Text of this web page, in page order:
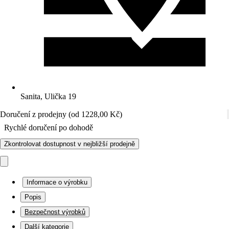
Sanita, Ulička 19
Doručení z prodejny (od 1228,00 Kč)
Rychlé doručení po dohodě
Zkontrolovat dostupnost v nejbližší prodejně
Informace o výrobku
Popis
Bezpečnost výrobků
Další kategorie